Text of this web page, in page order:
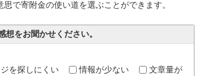
で寄附金の使い道を選ぶことができます。
をお聞かせください。
を探しにくい 情報が少ない
文章量が